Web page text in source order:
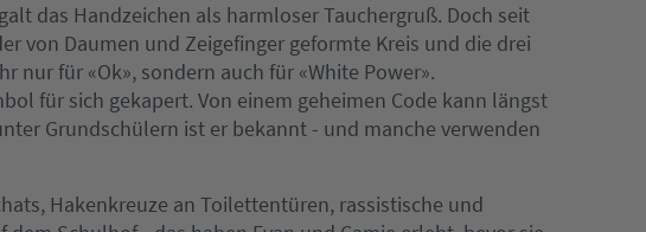
das Handzeichen als harmloser Tauchergruß. Doch seit
von Daumen und Zeigefinger geformte Kreis und die drei
nur für «Ok», sondern auch für «White Power».
für sich gekapert. Von einem geheimen Code kann längst
Grundschülern ist er bekannt - und manche verwenden
Hakenkreuze an Toilettentüren, rassistische und